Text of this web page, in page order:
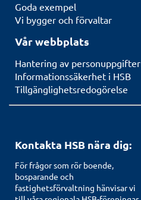
Goda exempel
Vi bygger och förvaltar
Vår webbplats
Hantering av personuppgifter
Informationssäkerhet i HSB
Tillgänglighetsredogörelse
Kontakta HSB nära dig:
För frågor som rör boende,
bosparande och
fastighetsförvaltning hänvisar vi